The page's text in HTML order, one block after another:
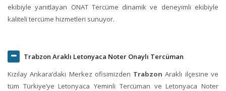
ekibiyle yanıtlayan ONAT Tercüme dinamik ve deneyimli ekibiyle
kaliteli tercüme hizmetleri sunuyor.
Trabzon Araklı Letonyaca Noter Onaylı Tercüman
Kızılay Ankara‘daki Merkez ofisimizden Trabzon Araklı ilçesine ve
tüm Türkiye’ye Letonyaca Yeminli Tercüman ve Letonyaca Noter